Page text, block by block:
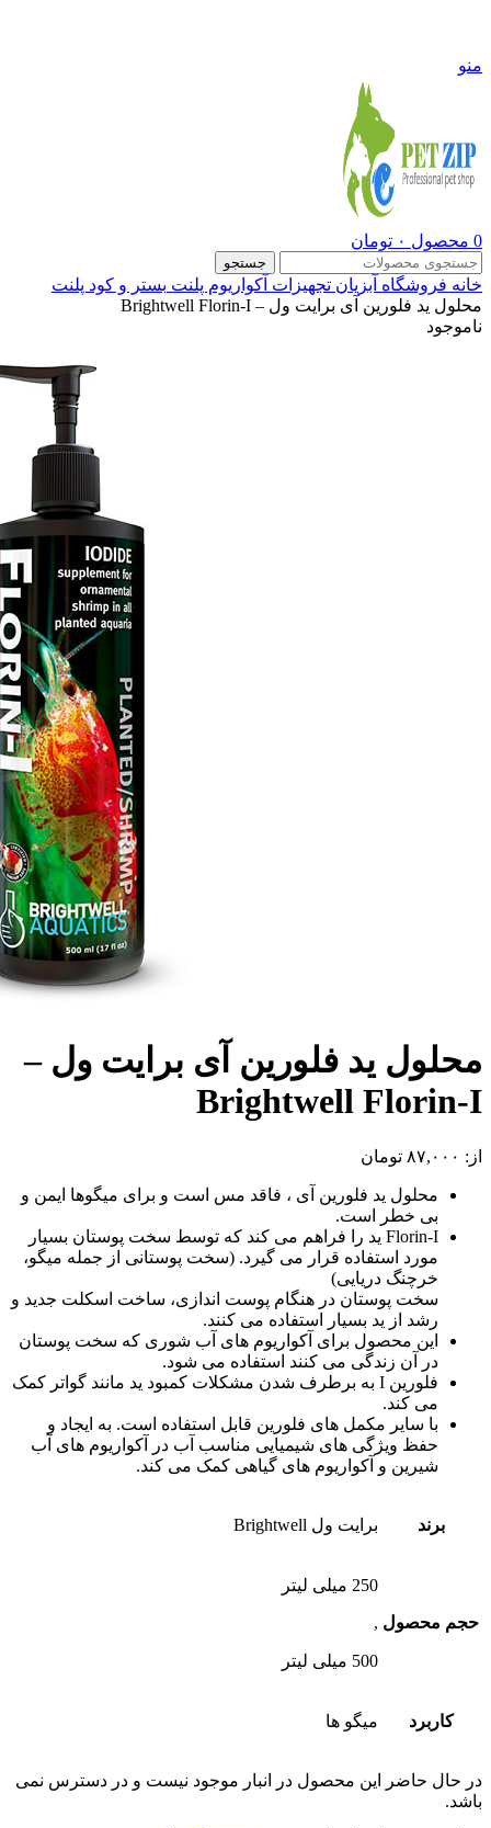
منو
0 محصول ۰ تومان
جستجو
خانه فروشگاه آبزیان تجهیزات آکواریوم پلنت بستر و کود پلنت
محلول ید فلورین آی برایت ول – Brightwell Florin-I
ناموجود
محلول ید فلورین آی برایت ول –
Brightwell Florin-I
از: ۸۷,۰۰۰ تومان
محلول ید فلورین آی ، فاقد مس است و برای میگوها ایمن و
بی خطر است.
Florin-I ید را فراهم می کند که توسط سخت پوستان بسیار
مورد استفاده قرار می گیرد. (سخت پوستانی از جمله میگو،
خرچنگ دریایی)
سخت پوستان در هنگام پوست اندازی، ساخت اسکلت جدید و
رشد از ید بسیار استفاده می کنند.
این محصول برای آکواریوم های آب شوری که سخت پوستان
در آن زندگی می کنند استفاده می شود.
فلورین I به برطرف شدن مشکلات کمبود ید مانند گواتر کمک
می کند.
با سایر مکمل های فلورین قابل استفاده است. به ایجاد و
حفظ ویژگی های شیمیایی مناسب آب در آکواریوم های آب
شیرین و آکواریوم های گیاهی کمک می کند.
برند برایت ول Brightwell
حجم محصول
250 میلی لیتر
,
500 میلی لیتر
کاربرد میگو ها
در حال حاضر این محصول در انبار موجود نیست و در دسترس نمی
باشد.